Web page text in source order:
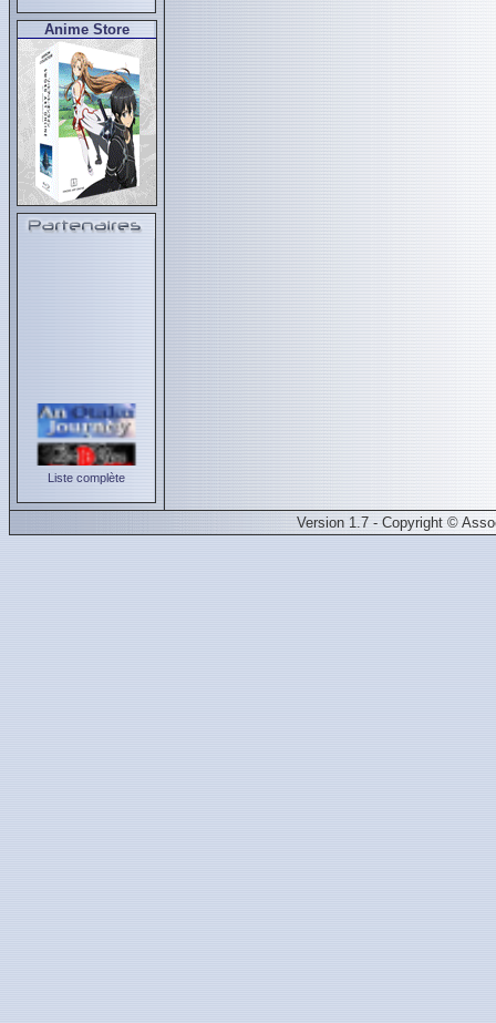
Anime Store
Liste complète
Version 1.7 - Copyright ©